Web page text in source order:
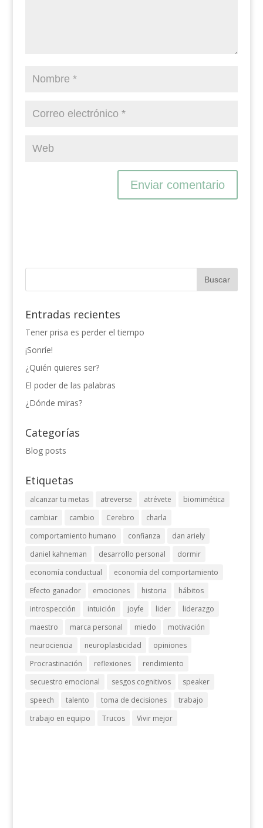
Entradas recientes
Tener prisa es perder el tiempo
¡Sonríe!
¿Quién quieres ser?
El poder de las palabras
¿Dónde miras?
Categorías
Blog posts
Etiquetas
alcanzar tu metas atreverse atrévete
biomimética
cambiar
cambio Cerebro
charla
comportamiento humano
confianza
dan ariely
daniel kahneman
desarrollo personal
dormir
economía conductual
economía del comportamiento
Efecto ganador
emociones historia
hábitos
introspección
intuición joyfe lider
liderazgo
maestro
marca personal miedo
motivación
neurociencia
neuroplasticidad
opiniones
Procrastinación
reflexiones
rendimiento
secuestro emocional
sesgos cognitivos
speaker
speech
talento toma de decisiones
trabajo
trabajo en equipo
Trucos Vivir mejor